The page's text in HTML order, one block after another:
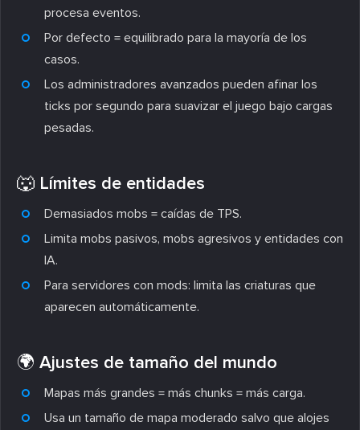
procesa eventos.
Por defecto = equilibrado para la mayoría de los
casos.
Los administradores avanzados pueden afinar los
ticks por segundo para suavizar el juego bajo cargas
pesadas.
🐺 Límites de entidades
Demasiados mobs = caídas de TPS.
Limita mobs pasivos, mobs agresivos y entidades con
IA.
Para servidores con mods: limita las criaturas que
aparecen automáticamente.
🌍 Ajustes de tamaño del mundo
Mapas más grandes = más chunks = más carga.
Usa un tamaño de mapa moderado salvo que alojes